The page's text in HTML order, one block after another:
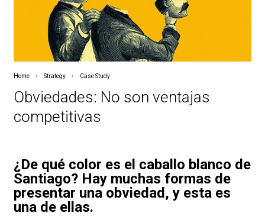
Home Strategy Case Study
Obviedades: No son ventajas
competitivas
¿De qué color es el caballo blanco de
Santiago? Hay muchas formas de
presentar una obviedad, y esta es
una de ellas.